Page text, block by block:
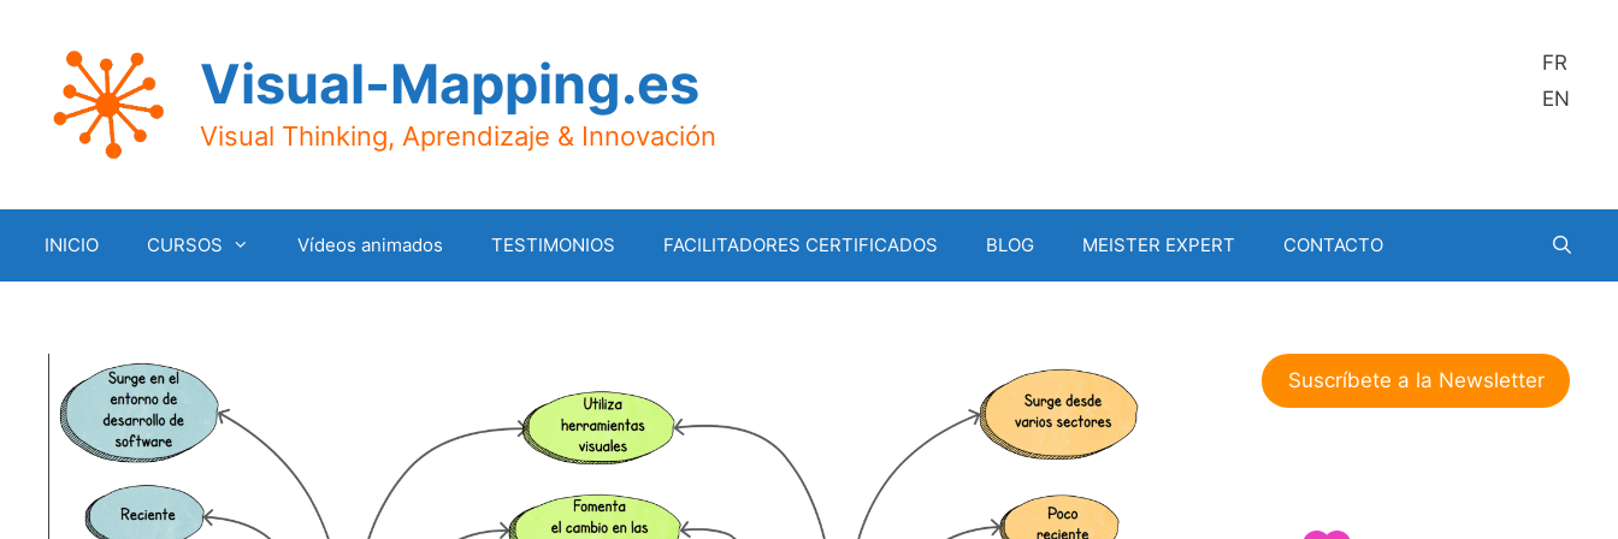
contenido
FR
EN
Visual-Mapping.es
Visual Thinking, Aprendizaje & Innovación
INICIO CURSOS Vídeos animados TESTIMONIOS FACILITADORES CERTIFICADOS BLOG MEISTER EXPERT CONTACTO
Suscríbete a la Newsletter